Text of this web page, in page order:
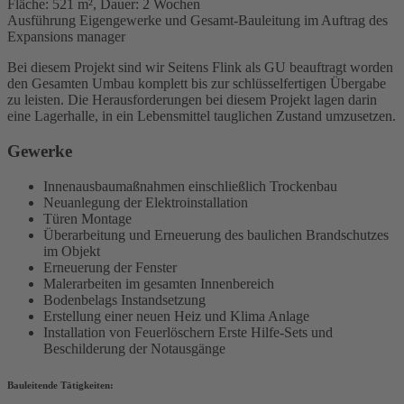
Fläche: 521 m², Dauer: 2 Wochen
Ausführung Eigengewerke und Gesamt-Bauleitung im Auftrag des
Expansions manager
Bei diesem Projekt sind wir Seitens Flink als GU beauftragt worden
den Gesamten Umbau komplett bis zur schlüsselfertigen Übergabe
zu leisten. Die Herausforderungen bei diesem Projekt lagen darin
eine Lagerhalle, in ein Lebensmittel tauglichen Zustand umzusetzen.
Gewerke
Innenausbaumaßnahmen einschließlich Trockenbau
Neuanlegung der Elektroinstallation
Türen Montage
Überarbeitung und Erneuerung des baulichen Brandschutzes
im Objekt
Erneuerung der Fenster
Malerarbeiten im gesamten Innenbereich
Bodenbelags Instandsetzung
Erstellung einer neuen Heiz und Klima Anlage
Installation von Feuerlöschern Erste Hilfe-Sets und
Beschilderung der Notausgänge
Bauleitende Tätigkeiten: